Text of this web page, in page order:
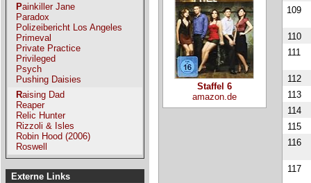
Painkiller Jane
Paradox
Polizeibericht Los Angeles
Primeval
Private Practice
Privileged
Psych
Pushing Daisies
Raising Dad
Reaper
Relic Hunter
Rizzoli & Isles
Robin Hood (2006)
Roswell
Externe Links
Staffel 6
amazon.de
109
110
111
112
113
114
115
116
117